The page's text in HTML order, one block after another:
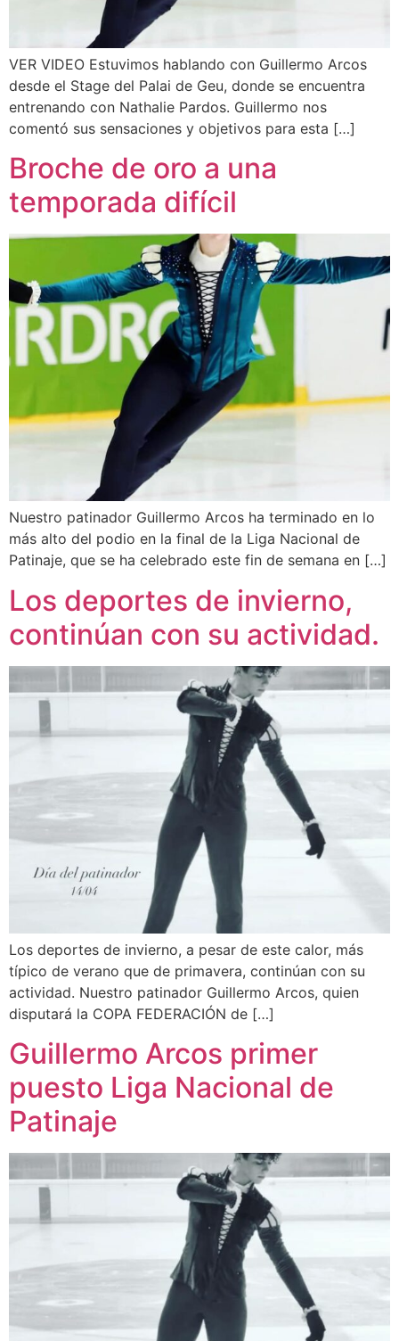
VER VIDEO Estuvimos hablando con Guillermo Arcos
desde el Stage del Palai de Geu, donde se encuentra
entrenando con Nathalie Pardos. Guillermo nos
comentó sus sensaciones y objetivos para esta […]
Broche de oro a una
temporada difícil
Nuestro patinador Guillermo Arcos ha terminado en lo
más alto del podio en la final de la Liga Nacional de
Patinaje, que se ha celebrado este fin de semana en […]
Los deportes de invierno,
continúan con su actividad.
Los deportes de invierno, a pesar de este calor, más
típico de verano que de primavera, continúan con su
actividad. Nuestro patinador Guillermo Arcos, quien
disputará la COPA FEDERACIÓN de […]
Guillermo Arcos primer
puesto Liga Nacional de
Patinaje